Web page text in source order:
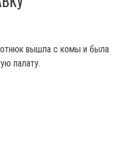
вышла с комы и была
палату.